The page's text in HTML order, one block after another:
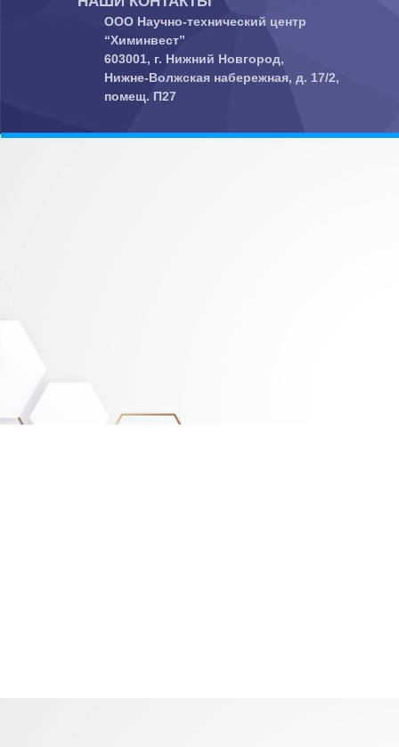
ООО Научно-технический центр
“Химинвест”
603001, г. Нижний Новгород,
Нижне-Волжская набережная, д. 17/2,
помещ. П27